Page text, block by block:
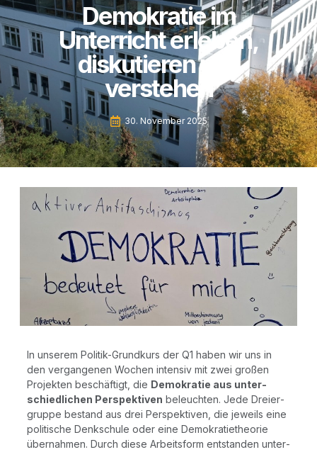
Demokratie im
Unterricht erleben,
diskutieren und
verstehen
30. November 2025
In unse­rem Poli­tik-Grund­kurs der Q1 haben wir uns in
den ver­gan­ge­nen Wochen inten­siv mit zwei gro­ßen
Pro­jek­ten beschäftigt, die Demo­kra­tie aus unter­
schied­li­chen Per­spek­ti­ven beleuch­ten. Jede Drei­er­
grup­pe bestand aus drei Per­spek­ti­ven, die jeweils eine
poli­ti­sche Denk­schu­le oder eine Demo­kra­tie­theo­rie
übernahmen. Durch die­se Arbeits­form ent­stan­den unter­